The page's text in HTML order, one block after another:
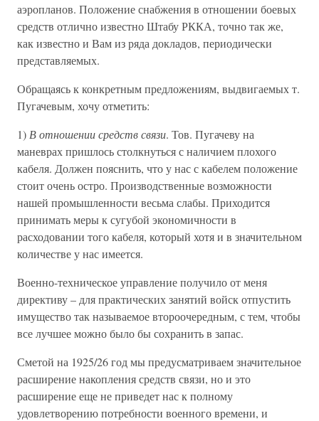
аэропланов. Положение снабжения в отношении боевых
средств отлично известно Штабу РККА, точно так же,
как известно и Вам из ряда докладов, периодически
представляемых.
Обращаясь к конкретным предложениям, выдвигаемых т.
Пугачевым, хочу отметить:
1) В отношении средств связи. Тов. Пугачеву на
маневрах пришлось столкнуться с наличием плохого
кабеля. Должен пояснить, что у нас с кабелем положение
стоит очень остро. Производственные возможности
нашей промышленности весьма слабы. Приходится
принимать меры к сугубой экономичности в
расходовании того кабеля, который хотя и в значительном
количестве у нас имеется.
Военно-техническое управление получило от меня
директиву – для практических занятий войск отпустить
имущество так называемое второочередным, с тем, чтобы
все лучшее можно было бы сохранить в запас.
Сметой на 1925/26 год мы предусматриваем значительное
расширение накопления средств связи, но и это
расширение еще не приведет нас к полному
удовлетворению потребности военного времени, и